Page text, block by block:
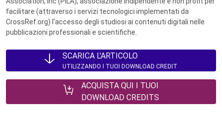
facilitare (attraverso i servizi tecnologici implementati da
CrossRef.org) l’accesso degli studiosi ai contenuti digitali nelle
pubblicazioni professionali e scientifiche.
SCARICA L'ARTICOLO
UTILIZZANDO I TUOI DOWNLOAD CREDIT
ACQUISTA QUI I TUOI
DOWNLOAD CREDITS